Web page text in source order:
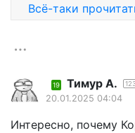
Всё-таки
19 Тимур А.
20.01.2025 04:04
Интересно, почему